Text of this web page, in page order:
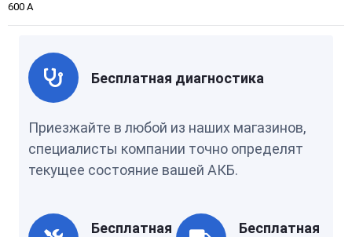
600 А
Бесплатная диагностика
Приезжайте в любой из наших магазинов,
специалисты компании точно определят
текущее состояние вашей АКБ.
Бесплатная
Бесплатная